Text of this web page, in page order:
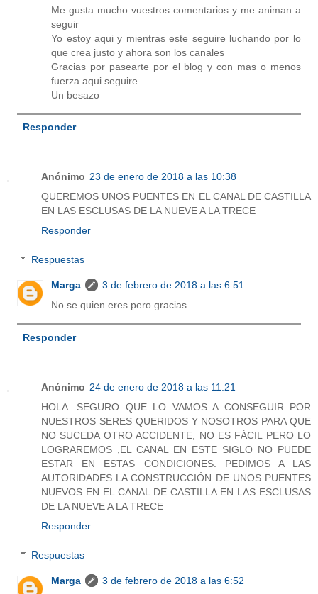
Me gusta mucho vuestros comentarios y me animan a
seguir
Yo estoy aqui y mientras este seguire luchando por lo
que crea justo y ahora son los canales
Gracias por pasearte por el blog y con mas o menos
fuerza aqui seguire
Un besazo
Responder
Anónimo 23 de enero de 2018 a las 10:38
QUEREMOS UNOS PUENTES EN EL CANAL DE CASTILLA
EN LAS ESCLUSAS DE LA NUEVE A LA TRECE
Responder
Respuestas
Marga
3 de febrero de 2018 a las 6:51
No se quien eres pero gracias
Responder
Anónimo 24 de enero de 2018 a las 11:21
HOLA. SEGURO QUE LO VAMOS A CONSEGUIR POR
NUESTROS SERES QUERIDOS Y NOSOTROS PARA QUE
NO SUCEDA OTRO ACCIDENTE, NO ES FÁCIL PERO LO
LOGRAREMOS ,EL CANAL EN ESTE SIGLO NO PUEDE
ESTAR EN ESTAS CONDICIONES. PEDIMOS A LAS
AUTORIDADES LA CONSTRUCCIÓN DE UNOS PUENTES
NUEVOS EN EL CANAL DE CASTILLA EN LAS ESCLUSAS
DE LA NUEVE A LA TRECE
Responder
Respuestas
Marga 3 de febrero de 2018 a las 6:52